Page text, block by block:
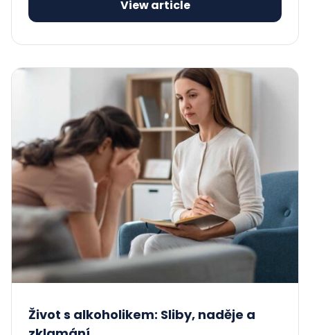
View article
Život s alkoholikem: Sliby, naděje a